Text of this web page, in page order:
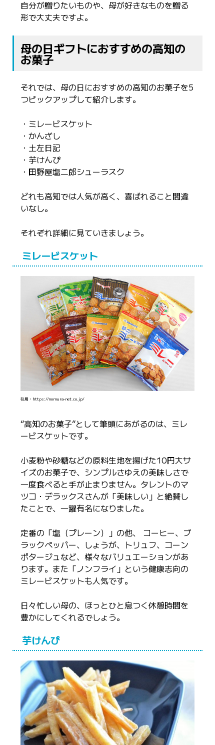
自分が贈りたいものや、母が好きなものを贈る
形で大丈夫ですよ。
母の日ギフトにおすすめの高知の
お菓子
それでは、母の日におすすめの高知のお菓子を5
つピックアップして紹介します。
・ミレービスケット
・かんざし
・土左日記
・芋けんぴ
・田野屋塩二郎シューラスク
どれも高知では人気が高く、喜ばれること間違
いなし。
それぞれ詳細に見ていきましょう。
ミレービスケット
引用：https://nomura-net.co.jp/
“高知のお菓子”として筆頭にあがるのは、ミレ
ービスケットです。
小麦粉や砂糖などの原料生地を揚げた10円大サ
イズのお菓子で、シンプルさゆえの美味しさで
一度食べると手が止まりません。タレントのマ
ツコ・デラックスさんが「美味しい」と絶賛し
たことで、一躍有名になりました。
定番の「塩（プレーン）」の他、
コーヒー、ブ
ラックペッパー、しょうが、トリュフ、コーン
ポタージュなど、様々なバリュエーションがあ
ります。また「ノンフライ」という健康志向の
ミレービスケットも人気です。
日々忙しい母の、ほっとひと息つく休憩時間を
豊かにしてくれるでしょう。
芋けんぴ